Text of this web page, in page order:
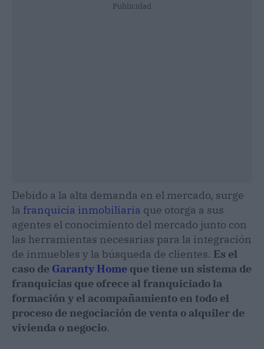
Publicidad
Debido a la alta demanda en el mercado, surge
la franquicia inmobiliaria que otorga a sus
agentes el conocimiento del mercado junto con
las herramientas necesarias para la integración
de inmuebles y la búsqueda de clientes. Es el
caso de Garanty Home que tiene un sistema de
franquicias que ofrece al franquiciado la
formación y el acompañamiento en todo el
proceso de negociación de venta o alquiler de
vivienda o negocio.